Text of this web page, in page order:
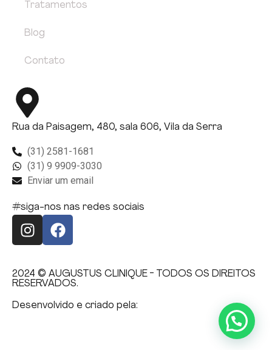
Tratamentos
Blog
Contato
Rua da Paisagem, 480, sala 606, Vila da Serra
(31) 2581-1681
(31) 9 9909-3030
Enviar um email
#siga-nos nas redes sociais
2024 © AUGUSTUS CLINIQUE️ - TODOS OS DIREITOS
RESERVADOS.
Desenvolvido e criado pela: